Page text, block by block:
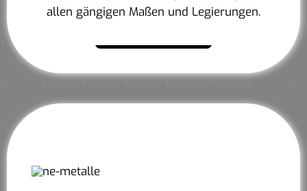
allen gängigen Maßen und Legierungen.